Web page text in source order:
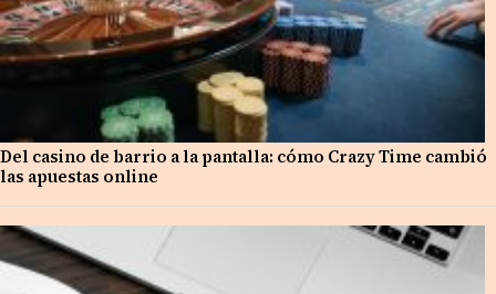
Del casino de barrio a la pantalla: cómo Crazy Time cambió
las apuestas online